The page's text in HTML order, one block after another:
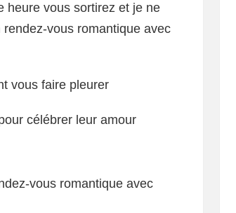
heure vous sortirez et je ne
vous romantique avec
vous faire pleurer
célébrer leur amour
vous romantique avec